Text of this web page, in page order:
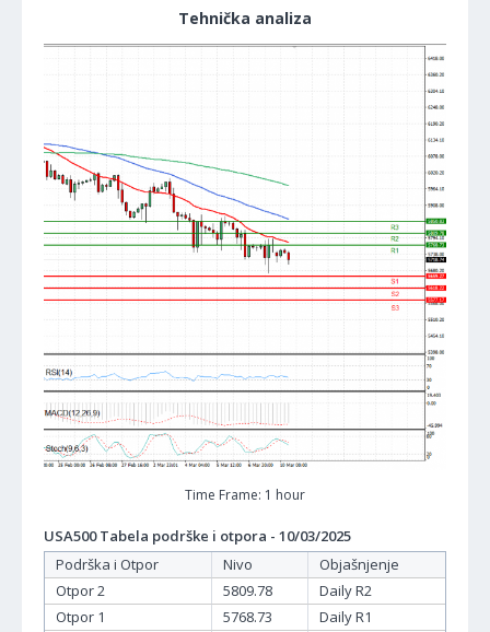
Tehnička analiza
Time Frame: 1 hour
USA500 Tabela podrške i otpora - 10/03/2025
Podrška i Otpor
Nivo
Objašnjenje
Otpor 2
5809.78
Daily R2
Otpor 1
5768.73
Daily R1